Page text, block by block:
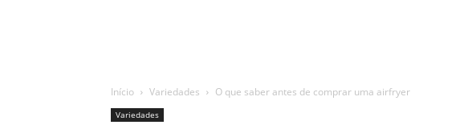
Início Variedades O que saber antes de comprar uma airfryer
Variedades